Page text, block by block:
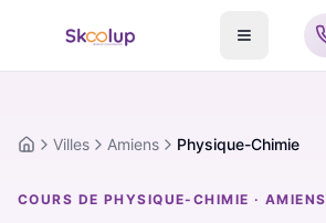
AccueilVilles Amiens Physique-Chimie
COURS DE PHYSIQUE-CHIMIE · AMIENS